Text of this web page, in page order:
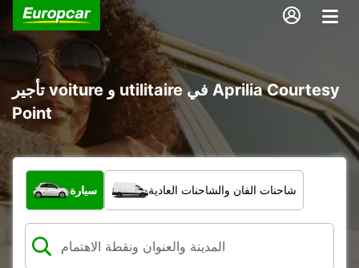
تأجير voiture و utilitaire في Aprilia Courtesy
Point
ما نوع المركبة؟
سيارة شاحنات الفان والشاحنات العادية